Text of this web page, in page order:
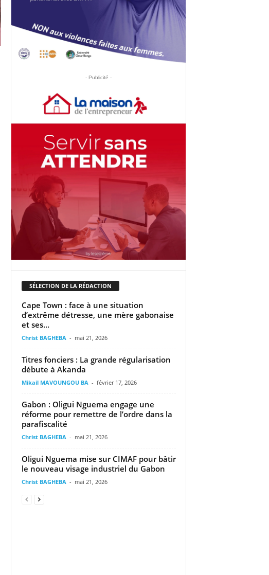
- Publicité -
SÉLECTION DE LA RÉDACTION
Cape Town : face à une situation
d’extrême détresse, une mère gabonaise
et ses...
Christ BAGHEBA - mai 21, 2026
Titres fonciers : La grande régularisation
débute à Akanda
Mikail MAVOUNGOU BA - février 17, 2026
Gabon : Oligui Nguema engage une
réforme pour remettre de l’ordre dans la
parafiscalité
Christ BAGHEBA - mai 21, 2026
Oligui Nguema mise sur CIMAF pour bâtir
le nouveau visage industriel du Gabon
Christ BAGHEBA - mai 21, 2026